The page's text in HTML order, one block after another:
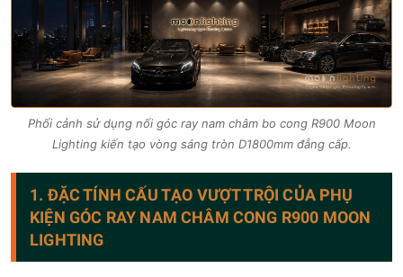
Phối cảnh sử dụng nối góc ray nam châm bo cong R900 Moon
Lighting kiến tạo vòng sáng tròn D1800mm đẳng cấp.
1. ĐẶC TÍNH CẤU TẠO VƯỢT TRỘI CỦA PHỤ
KIỆN GÓC RAY NAM CHÂM CONG R900 MOON
LIGHTING